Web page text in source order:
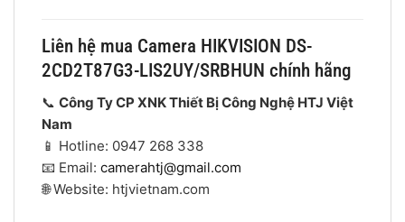
Liên hệ mua Camera HIKVISION DS-
2CD2T87G3-LIS2UY/SRBHUN chính hãng
📞 Công Ty CP XNK Thiết Bị Công Nghệ HTJ Việt
Nam
📱 Hotline: 0947 268 338
📧 Email: camerahtj@gmail.com
🌐 Website: htjvietnam.com